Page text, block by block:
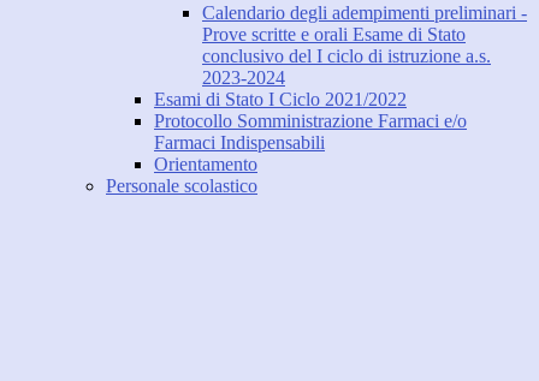
Calendario degli adempimenti preliminari -
Prove scritte e orali Esame di Stato
conclusivo del I ciclo di istruzione a.s.
2023-2024
Esami di Stato I Ciclo 2021/2022
Protocollo Somministrazione Farmaci e/o
Farmaci Indispensabili
Orientamento
Personale scolastico